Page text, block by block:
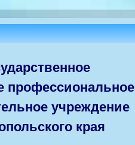
енное
профессиональное
учреждение
края